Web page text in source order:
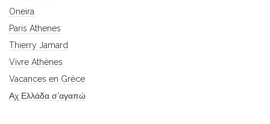
Oneira
Paris Athenes
Thierry Jamard
Vivre Athènes
Vacances en Grèce
Αχ Ελλάδα σ'αγαπώ